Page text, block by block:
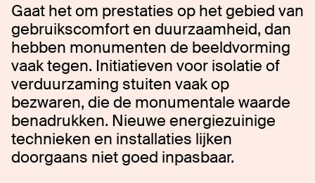
Gaat het om prestaties op het gebied van
gebruikscomfort en duurzaamheid, dan
hebben monumenten de beeldvorming
vaak tegen. Initiatieven voor isolatie of
verduurzaming stuiten vaak op
bezwaren, die de monumentale waarde
benadrukken. Nieuwe energiezuinige
technieken en installaties lijken
doorgaans niet goed inpasbaar.